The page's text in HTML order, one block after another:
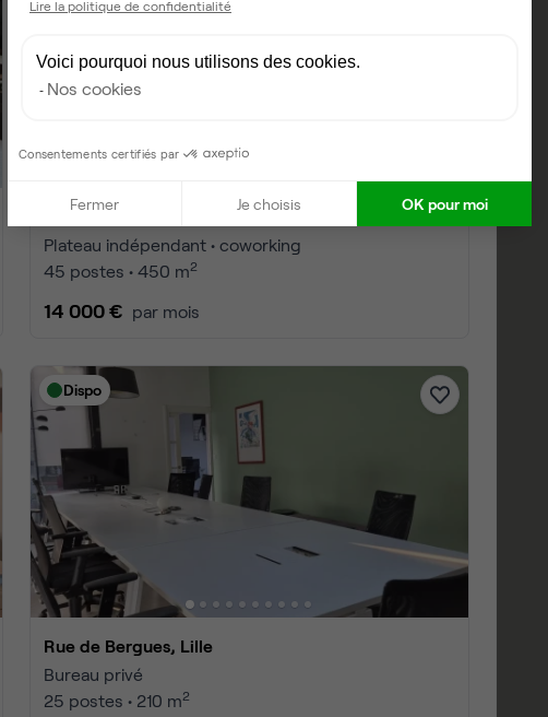
Rue des Templiers, Lille
Plateau indépendant • coworking
45 postes • 450 m2
14 000 € par mois
Dispo
Rue de Bergues, Lille
Bureau privé
25 postes • 210 m2
Lire la politique de confidentialité
Voici pourquoi nous utilisons des cookies.
Nos cookies
Consentements certifiés par
Fermer Je choisis OK pour moi